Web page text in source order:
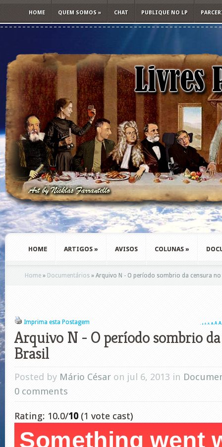
HOME QUEM SOMOS » CHAT PUBLIQUE NO LP
HOME ARTIGOS » AVISOS COLUNAS »
Home » Documentários » Arquivo N - O período sombrio da censura no
Imprima esta Postagem A A A A A A A
Arquivo N - O período sombrio
Brasil
Posted by Mário César on jul 6, 2013 in
0 comments
Rating: 10.0/10 (1 vote cast)